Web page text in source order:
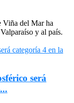
Viña del Mar ha
y al país.
será